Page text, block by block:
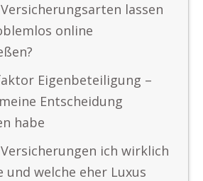
lassen
online
Eigenbeteiligung –
Entscheidung
habe
ich wirklich
und welche eher Luxus